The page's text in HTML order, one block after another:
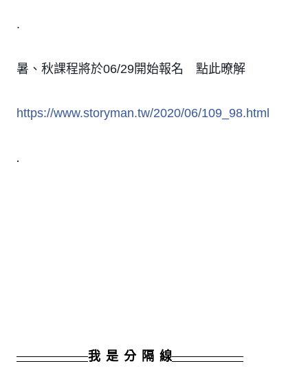
.
暑、秋課程將於06/29開始報名 點此暸解
https://www.storyman.tw/2020/06/109_98.html
.
我 是 分 隔 線